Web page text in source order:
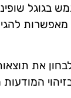
בגוגל
את